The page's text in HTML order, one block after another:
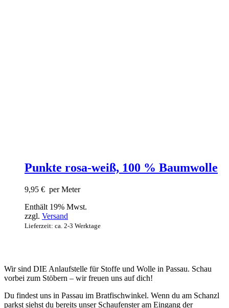
Punkte rosa-weiß, 100 % Baumwolle
9,95 € per Meter
Enthält 19% Mwst.
zzgl. Versand
Lieferzeit: ca. 2-3 Werktage
Wir sind DIE Anlaufstelle für Stoffe und Wolle in Passau. Schau
vorbei zum Stöbern – wir freuen uns auf dich!
Du findest uns in Passau im Bratfischwinkel. Wenn du am Schanzl
parkst siehst du bereits unser Schaufenster am Eingang der